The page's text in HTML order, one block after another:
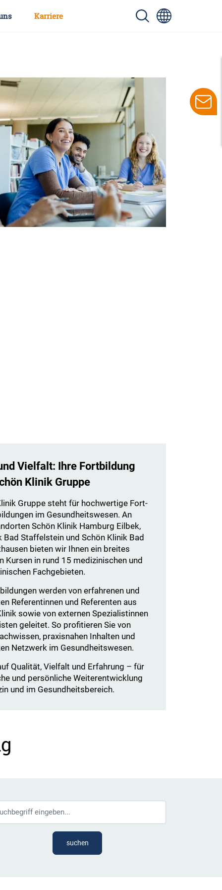
Karriere
Vielfalt: Ihre Fortbildung
Klinik Gruppe
Gruppe steht für hochwertige Fort-
im Gesundheitswesen. An
Schön Klinik Hamburg Eilbek,
Bad Staffelstein und Schön Klinik Bad
bieten wir Ihnen ein breites
Kursen in rund 15 medizinischen und
Fachgebieten.
werden von erfahrenen und
Referentinnen und Referenten aus
sowie von externen Spezialistinnen
geleitet. So profitieren Sie von
praxisnahen Inhalten und
Netzwerk im Gesundheitswesen.
Qualität, Vielfalt und Erfahrung – für
und persönliche Weiterentwicklung
und im Gesundheitsbereich.
suchen